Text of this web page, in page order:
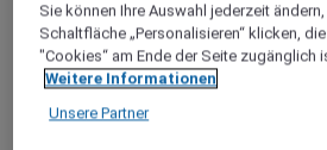
Sie können Ihre Auswahl jederzeit
Schaltfläche „Personalisieren“ klicken,
"Cookies“ am Ende der Seite zugänglich
Weitere Informationen
Unsere Partner